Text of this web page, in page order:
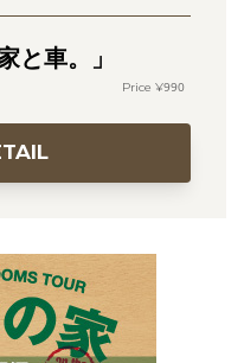
車。」
990